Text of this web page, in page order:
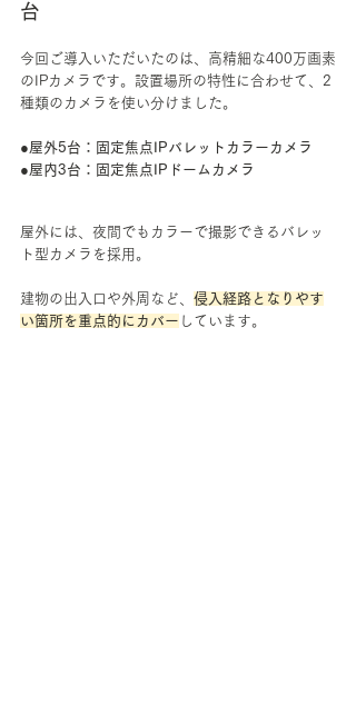
台
今回ご導入いただいたのは、高精細な400万画素
のIPカメラです。設置場所の特性に合わせて、2
種類のカメラを使い分けました。
●屋外5台：固定焦点IPバレットカラーカメラ
●屋内3台：固定焦点IPドームカメラ
屋外には、夜間でもカラーで撮影できるバレッ
ト型カメラを採用。
建物の出入口や外周など、 侵入経路となりやす
い箇所を重点的にカバー しています。